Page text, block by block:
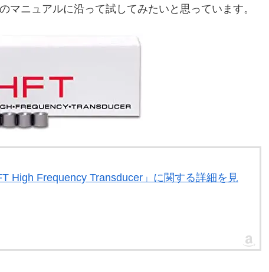
マニュアルに沿って試してみたいと思っています。
High Frequency Transducer」に関する詳細を見